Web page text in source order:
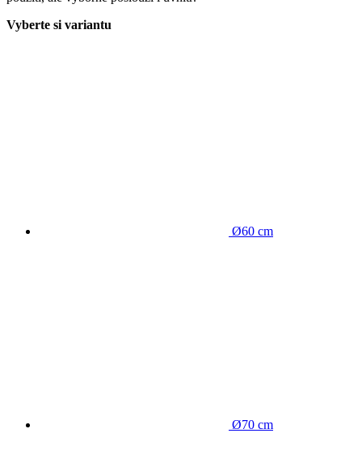
Vyberte si variantu
Ø60 cm
Ø70 cm